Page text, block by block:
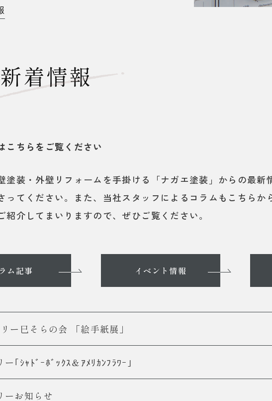
着情報
こちらをご覧ください
塗装・外壁リフォームを手掛ける「ナガエ塗装」からの最
ってください。また、当社スタッフによるコラムもこちら
介してまいりますので、ぜひご覧ください。
ム記事 イベント情報
ー巳そらの会 「絵手紙展」
ー｢ｼｬﾄﾞｰﾎﾞｯｸｽ＆ｱﾒﾘｶﾝﾌﾗﾜｰ｣
ーお知らせ